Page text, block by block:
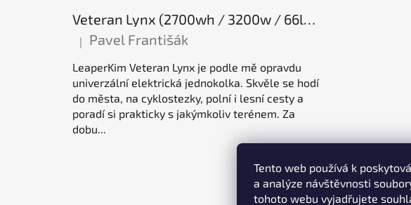
Tento web používá k
a analýze návštěvnosti
tohoto webu vyjadřujete
Veteran Lynx (2700wh / 3200w / 66lb / 50E), elektrická jednokolka
Hodnocení produktu je 5 z 5 hvězdiček.
| Pavel Františák
LeaperKim Veteran Lynx je podle mě opravdu
univerzální elektrická jednokolka. Skvěle se hodí
do města, na cyklostezky, polní i lesní cesty a
poradí si prakticky s jakýmkoliv terénem. Za
dobu...